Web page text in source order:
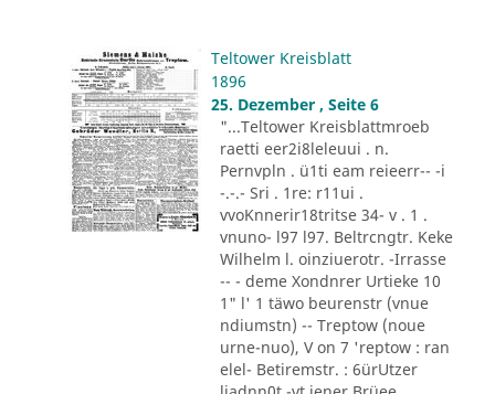
Teltower Kreisblatt
1896
25. Dezember , Seite 6
"...Teltower Kreisblattmroeb
raetti eer2i8leleuui . n.
Pernvpln . ü1ti eam reieerr-- -i
-.-.- Sri . 1re: r11ui .
vvoKnnerir18tritse 34- v . 1 .
vnuno- l97 l97. Beltrcngtr. Keke
Wilhelm l. oinziuerotr. -Irrasse
-- - deme Xondnrer Urtieke 10
1" l' 1 täwo beurenstr (vnue
ndiumstn) -- Treptow (noue
urne-nuo), V on 7 'reptow : ran
elel- Betiremstr. : 6ürUtzer